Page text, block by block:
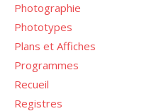
Photographie
Phototypes
Plans et Affiches
Programmes
Recueil
Registres